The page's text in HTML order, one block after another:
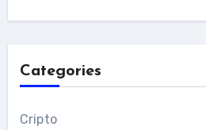
Categories
Cripto